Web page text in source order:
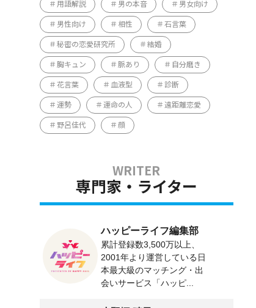
用語解説 男の本音 男女向け
男性向け 相性 石言葉
秘密の恋愛研究所 結婚
胸キュン 脈あり 自分磨き
花言葉 血液型 診断
運勢 運命の人 遠距離恋愛
野呂佳代 顔
専門家・ライター
ハッピーライフ編集部
累計登録数3,500万以上、
2001年より運営している日
本最大級のマッチング・出
会いサービス「ハッピ...